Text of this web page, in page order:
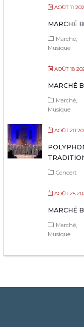
AOÛT 11
MARCHÉ
Marché
Musique
AOÛT 18
MARCHÉ
Marché
Musique
AOÛT 20
Concert
AOÛT 25
MARCHÉ
Marché
Musique